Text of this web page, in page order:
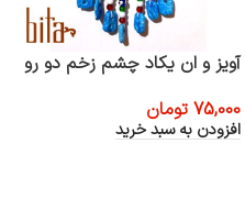
آویز و ان یکاد چشم زخم دو رو
75,000 تومان
افزودن به سبد خرید